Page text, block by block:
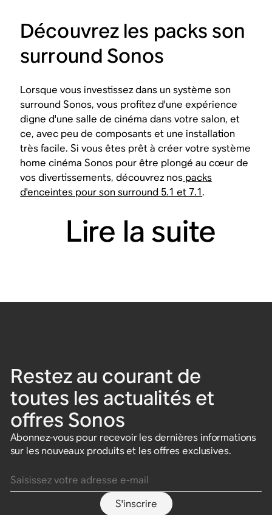
Découvrez les packs son
surround Sonos
Lorsque vous investissez dans un système son
surround Sonos, vous profitez d'une expérience
digne d'une salle de cinéma dans votre salon, et
ce, avec peu de composants et une installation
très facile. Si vous êtes prêt à créer votre système
home cinéma Sonos pour être plongé au cœur de
vos divertissements, découvrez nos packs
d'enceintes pour son surround 5.1 et 7.1.
Lire la suite
Restez au courant de
toutes les actualités et
offres Sonos
Abonnez-vous pour recevoir les dernières informations
sur les nouveaux produits et les offres exclusives.
S'inscrire